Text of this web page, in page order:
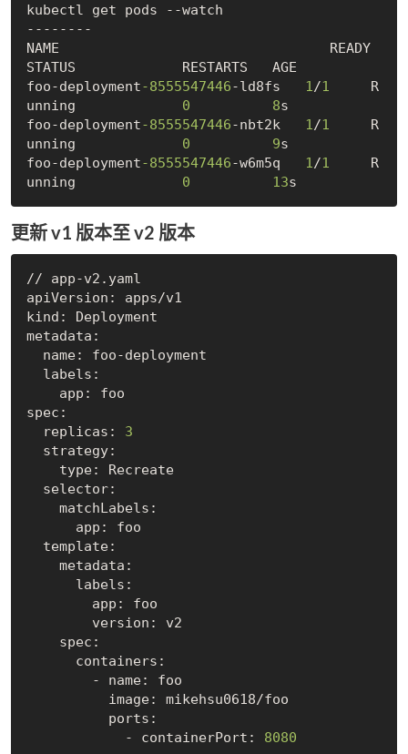
kubectl get pods --watch
--------
NAME                                 READY
STATUS             RESTARTS   AGE
foo-deployment-8555547446-ld8fs 1 /1
     R
unning 0 8s
foo-deployment-8555547446-nbt2k 1 /1
     R
unning 0 9s
foo-deployment-8555547446-w6m5q 1 /1
     R
unning 0 13
更新 v1 版本至 v2 版本
// app-v2.yaml
apiVersion: apps/v1
kind: Deployment
metadata:
spec:
  replicas:
3
            - containerPort:
8080